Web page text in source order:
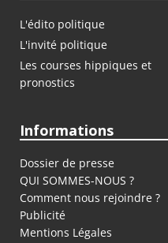
L'édito politique
L'invité politique
Les courses hippiques et
pronostics
Informations
Dossier de presse
QUI SOMMES-NOUS ?
Comment nous rejoindre ?
Publicité
Mentions Légales